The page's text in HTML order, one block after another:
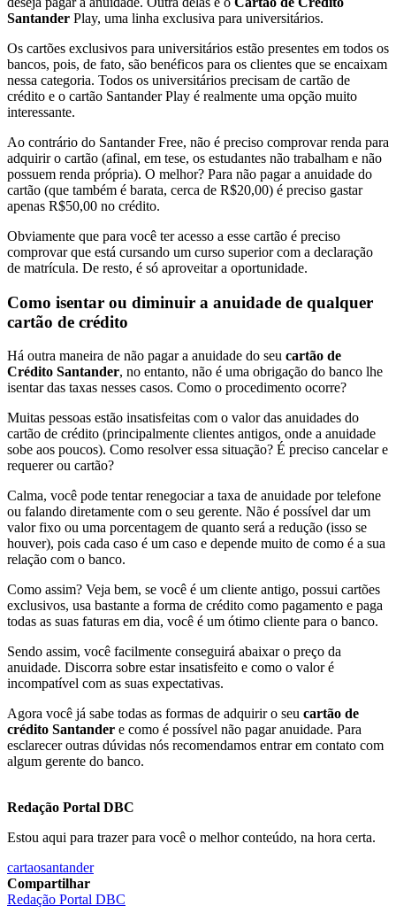
Santander Play, uma linha exclusiva para universitários.
Os cartões exclusivos para universitários estão presentes em todos os
bancos, pois, de fato, são benéficos para os clientes que se encaixam
nessa categoria. Todos os universitários precisam de cartão de
crédito e o cartão Santander Play é realmente uma opção muito
interessante.
Ao contrário do Santander Free, não é preciso comprovar renda para
adquirir o cartão (afinal, em tese, os estudantes não trabalham e não
possuem renda própria). O melhor? Para não pagar a anuidade do
cartão (que também é barata, cerca de R$20,00) é preciso gastar
apenas R$50,00 no crédito.
Obviamente que para você ter acesso a esse cartão é preciso
comprovar que está cursando um curso superior com a declaração
de matrícula. De resto, é só aproveitar a oportunidade.
Como isentar ou diminuir a anuidade de qualquer
cartão de crédito
Há outra maneira de não pagar a anuidade do seu cartão de
Crédito Santander, no entanto, não é uma obrigação do banco lhe
isentar das taxas nesses casos. Como o procedimento ocorre?
Muitas pessoas estão insatisfeitas com o valor das anuidades do
cartão de crédito (principalmente clientes antigos, onde a anuidade
sobe aos poucos). Como resolver essa situação? É preciso cancelar e
requerer ou cartão?
Calma, você pode tentar renegociar a taxa de anuidade por telefone
ou falando diretamente com o seu gerente. Não é possível dar um
valor fixo ou uma porcentagem de quanto será a redução (isso se
houver), pois cada caso é um caso e depende muito de como é a sua
relação com o banco.
Como assim? Veja bem, se você é um cliente antigo, possui cartões
exclusivos, usa bastante a forma de crédito como pagamento e paga
todas as suas faturas em dia, você é um ótimo cliente para o banco.
Sendo assim, você facilmente conseguirá abaixar o preço da
anuidade. Discorra sobre estar insatisfeito e como o valor é
incompatível com as suas expectativas.
Agora você já sabe todas as formas de adquirir o seu cartão de
crédito Santander e como é possível não pagar anuidade. Para
esclarecer outras dúvidas nós recomendamos entrar em contato com
algum gerente do banco.
Redação Portal DBC
Estou aqui para trazer para você o melhor conteúdo, na hora certa.
cartaosantander
Compartilhar
Redação Portal DBC